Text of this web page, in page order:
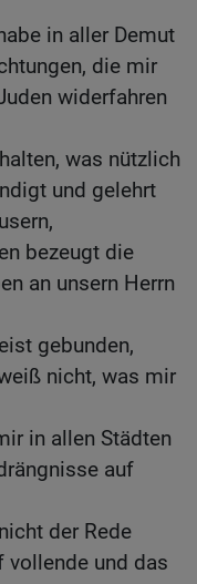
in aller Demut
die mir
widerfahren
was nützlich
und gelehrt
bezeugt die
an unsern Herrn
gebunden,
nicht, was mir
in allen Städten
auf
der Rede
vollende und das